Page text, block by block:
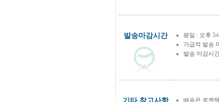
발송마감시간
평일 : 오후 5
가급적 발송
발송 마감시
배송은 로젠